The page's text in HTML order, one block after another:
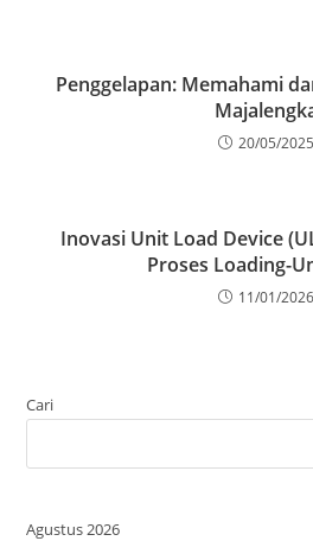
Penggelapan: Memahami
20/05/2025
Inovasi Unit Load Device
Proses Loading-
11/01/2026
Cari
Agustus 2026